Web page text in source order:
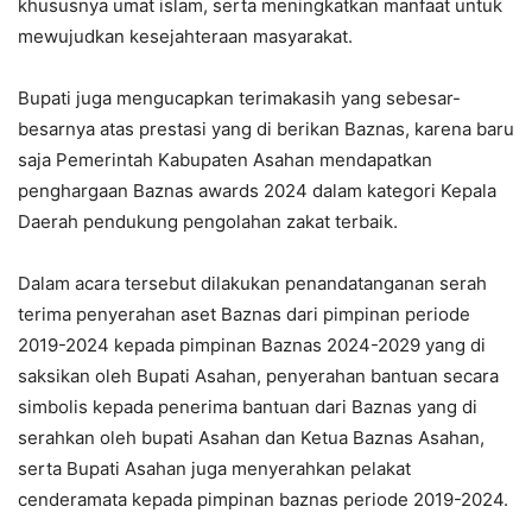
khususnya umat islam, serta meningkatkan manfaat untuk
mewujudkan kesejahteraan masyarakat.
Bupati juga mengucapkan terimakasih yang sebesar-
besarnya atas prestasi yang di berikan Baznas, karena baru
saja Pemerintah Kabupaten Asahan mendapatkan
penghargaan Baznas awards 2024 dalam kategori Kepala
Daerah pendukung pengolahan zakat terbaik.
Dalam acara tersebut dilakukan penandatanganan serah
terima penyerahan aset Baznas dari pimpinan periode
2019-2024 kepada pimpinan Baznas 2024-2029 yang di
saksikan oleh Bupati Asahan, penyerahan bantuan secara
simbolis kepada penerima bantuan dari Baznas yang di
serahkan oleh bupati Asahan dan Ketua Baznas Asahan,
serta Bupati Asahan juga menyerahkan pelakat
cenderamata kepada pimpinan baznas periode 2019-2024.